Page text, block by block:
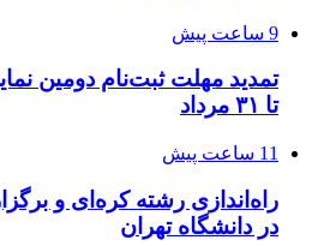
9 ساعت پیش
تا ۳۱ مرداد
11 ساعت پیش
در دانشگاه تهران